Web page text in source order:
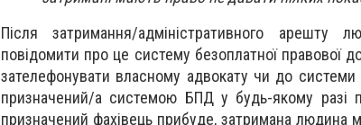
Після затримання/адміністративного арешту
повідомити про це систему безоплатної
зателефонувати власному адвокату чи до
призначений/а системою БПД у будь-якому разі
призначений фахівець прибуде, затримана людина